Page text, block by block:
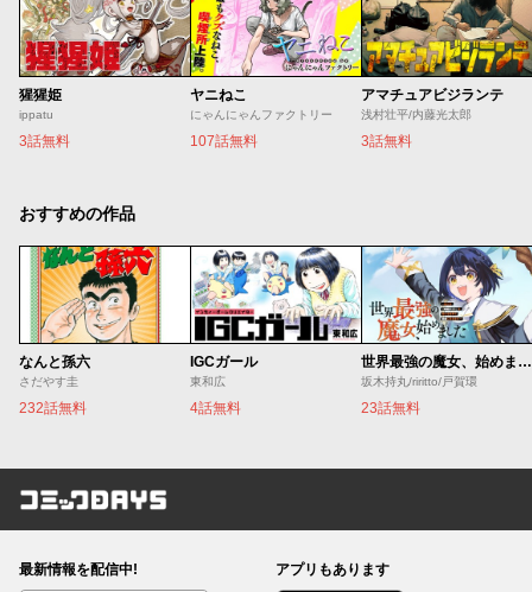
猩猩姫
ippatu
3話無料
ヤニねこ
にゃんにゃんファクトリー
107話無料
アマチュアビジランテ
浅村壮平/内藤光太郎
3話無料
おすすめの作品
なんと孫六
さだやす圭
232話無料
IGCガール
東和広
4話無料
世界最強の魔女、始めました ～私だけ『攻略サイト』を見れる世界で自由に生きます～
坂木持丸/riritto/戸賀環
23話無料
コミックDAYS
最新情報を配信中! アプリもあります